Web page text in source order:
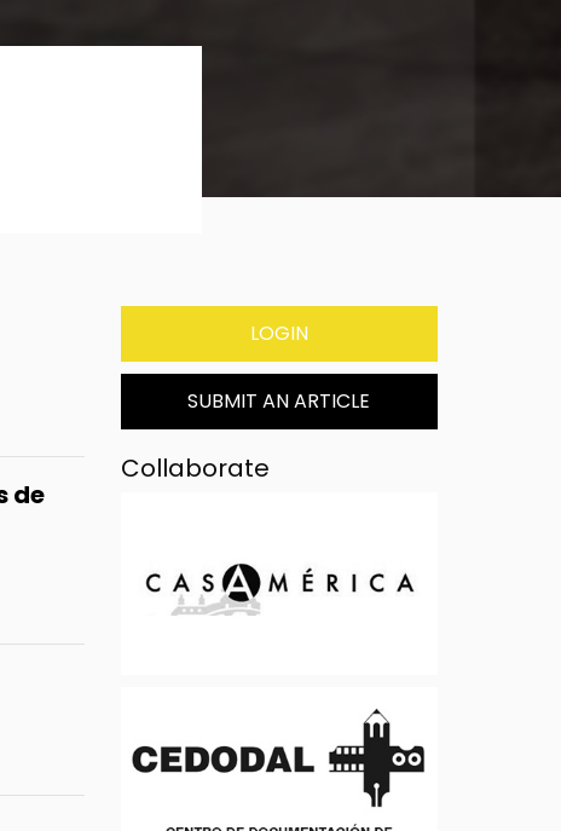
de
LOGIN
SUBMIT AN ARTICLE
Collaborate